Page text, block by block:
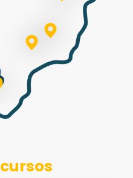
cursos